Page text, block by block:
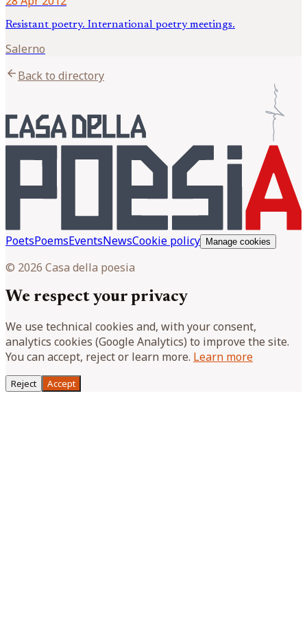
Resistant poetry. International poetry meetings.
Salerno
arrow_backBack to directory
PoetsPoemsEventsNewsCookie policy Manage cookies
© 2026 Casa della poesia
We respect your privacy
We use technical cookies and, with your consent,
analytics cookies (Google Analytics) to improve the site.
You can accept, reject or learn more. Learn more
Reject Accept